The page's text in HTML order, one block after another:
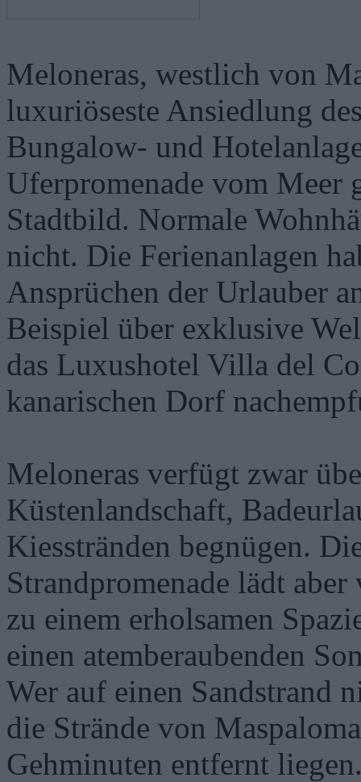
Meloneras, westlich von
luxuriöseste Ansiedlung
Bungalow- und
Uferpromenade vom Meer
Stadtbild. Normale
nicht. Die Ferienanlagen
Ansprüchen der Urlauber
Beispiel über exklusive
das Luxushotel Villa del
kanarischen Dorf
Meloneras verfügt zwar
Küstenlandschaft,
Kiesstränden begnügen.
Strandpromenade lädt
zu einem erholsamen
einen atemberaubenden
Wer auf einen Sandstrand
die Strände von
Gehminuten entfernt